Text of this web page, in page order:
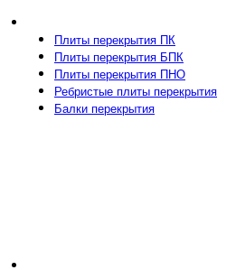
Плиты перекрытия ПК
Плиты перекрытия БПК
Плиты перекрытия ПНО
Ребристые плиты перекрытия
Балки перекрытия